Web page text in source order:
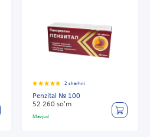
2 sharhni
Penzital № 100
52 260 so'm
Mavjud